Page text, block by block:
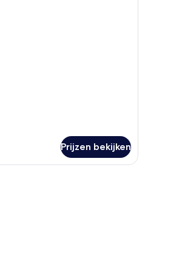
Prijzen bekijken